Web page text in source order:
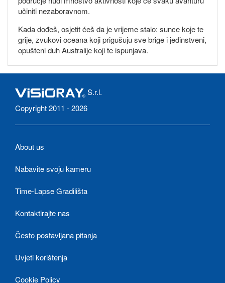
učiniti nezaboravnom.
Kada dođeš, osjetit ćeš da je vrijeme stalo: sunce koje te
grije, zvukovi oceana koji prigušuju sve brige i jedinstveni,
opušteni duh Australije koji te ispunjava.
S.r.l.
Copyright 2011 - 2026
About us
Nabavite svoju kameru
Time-Lapse Gradilišta
Kontaktirajte nas
Često postavljana pitanja
Uvjeti korištenja
Cookie Policy